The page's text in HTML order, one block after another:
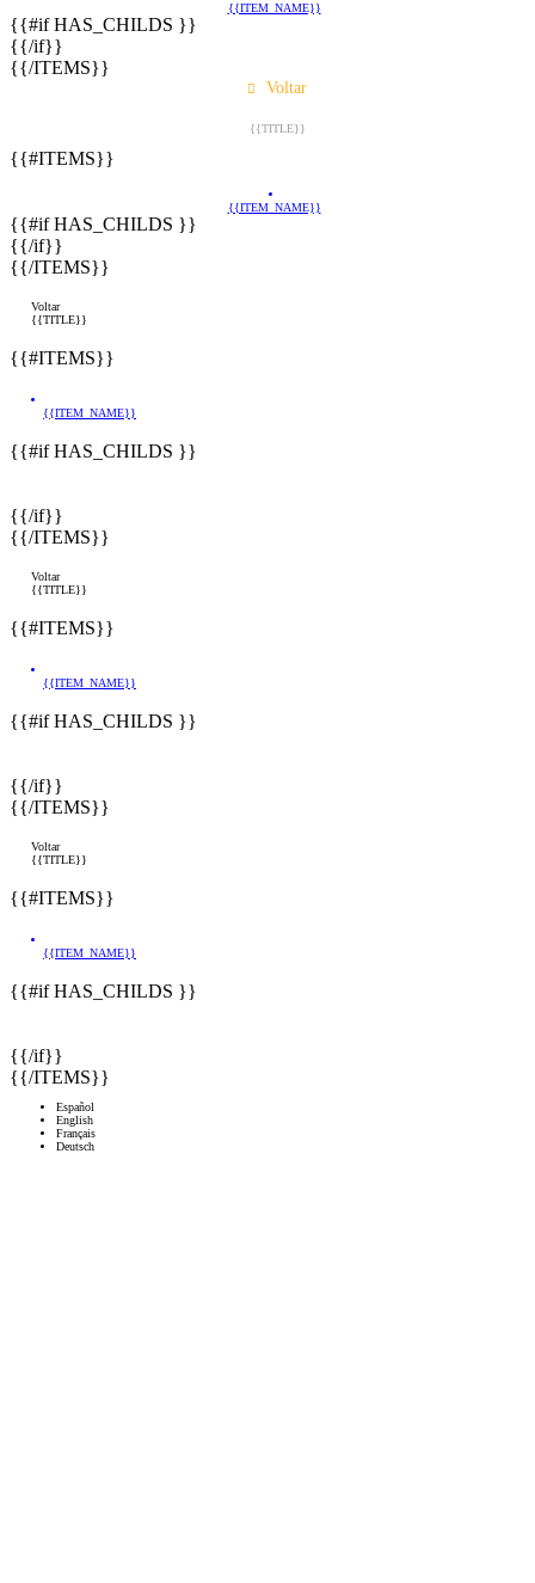
{{ITEM_NAME}}
{{#if HAS_CHILDS }}
{{/if}}
{{/ITEMS}}
Voltar
{{TITLE}}
{{#ITEMS}}
{{ITEM_NAME}}
{{#if HAS_CHILDS }}
{{/if}}
{{/ITEMS}}
Voltar
{{TITLE}}
{{#ITEMS}}
{{ITEM_NAME}}
{{#if HAS_CHILDS }}
{{/if}}
{{/ITEMS}}
Voltar
{{TITLE}}
{{#ITEMS}}
{{ITEM_NAME}}
{{#if HAS_CHILDS }}
{{/if}}
{{/ITEMS}}
Voltar
{{TITLE}}
{{#ITEMS}}
{{ITEM_NAME}}
{{#if HAS_CHILDS }}
{{/if}}
{{/ITEMS}}
Español
English
Français
Deutsch